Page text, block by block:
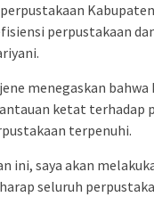
perpustakaan
menegaskan
ketat terhadap
terpenuhi.
ini, saya akan
seluruh